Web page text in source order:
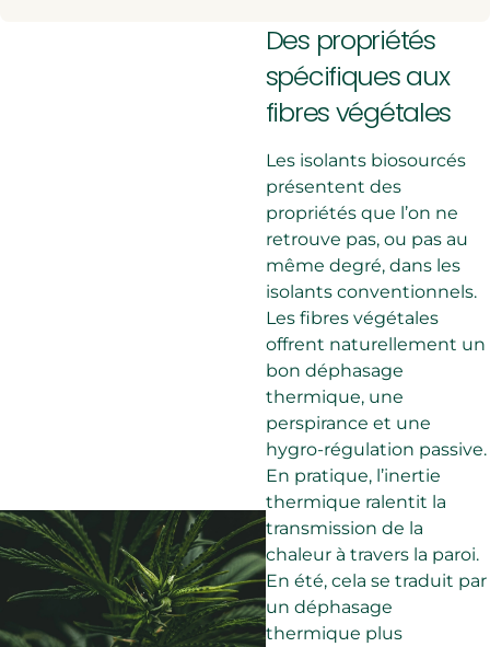
Des propriétés
spécifiques aux
fibres végétales
Les isolants biosourcés
présentent des
propriétés que l’on ne
retrouve pas, ou pas au
même degré, dans les
isolants conventionnels.
Les fibres végétales
offrent naturellement un
bon déphasage
thermique, une
perspirance et une
hygro-régulation passive.
En pratique, l’inertie
thermique ralentit la
transmission de la
chaleur à travers la paroi.
En été, cela se traduit par
un déphasage
thermique plus